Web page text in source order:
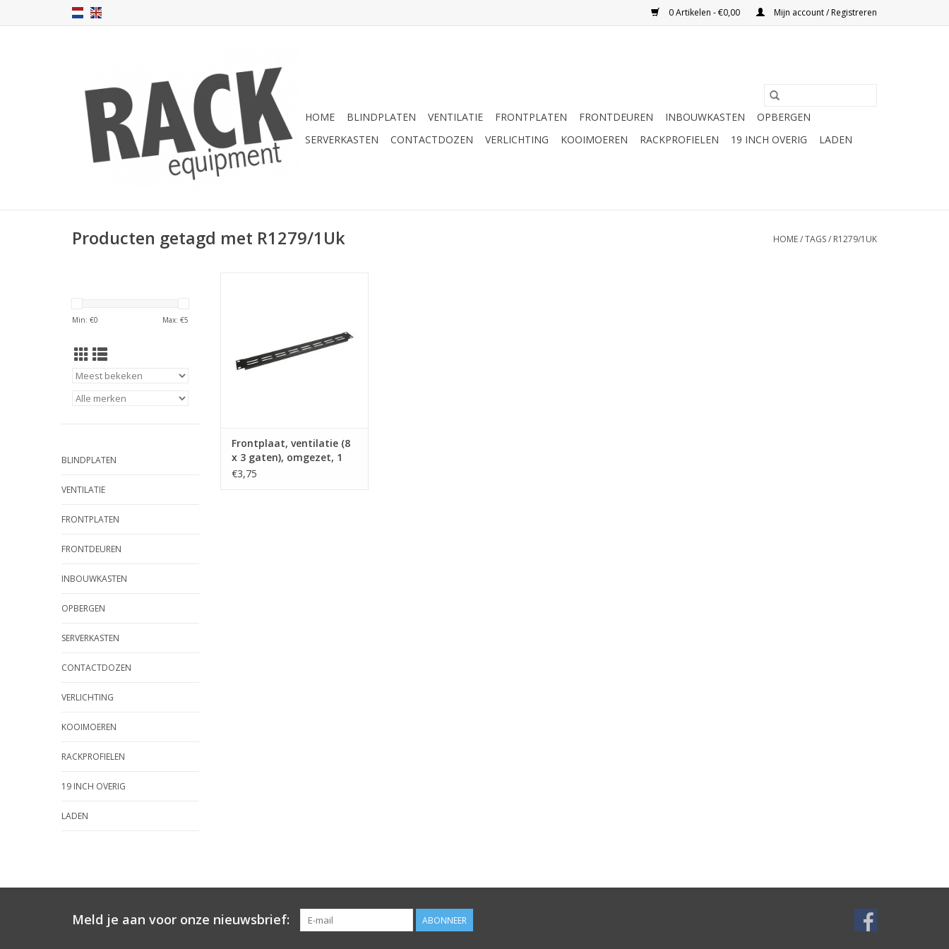
0 Artikelen - €0,00 Mijn account / Registreren
HOME BLINDPLATEN VENTILATIE FRONTPLATEN FRONTDEUREN INBOUWKASTEN
OPBERGEN
SERVERKASTEN
CONTACTDOZEN VERLICHTING KOOIMOEREN RACKPROFIELEN 19 INCH OVERIG LADEN
Producten getagd met R1279/1Uk HOME/TAGS/ R1279/1UK
Min: €0 Max: €5
BLINDPLATEN
VENTILATIE
FRONTPLATEN
FRONTDEUREN
INBOUWKASTEN
OPBERGEN
SERVERKASTEN
CONTACTDOZEN
VERLICHTING
KOOIMOEREN
RACKPROFIELEN
19 INCH OVERIG
LADEN
TOEVOEGEN AAN WINKELWAGEN
Frontplaat, ventilatie (8
x 3 gaten), omgezet, 1
HE
€3,75
Meld je aan voor onze nieuwsbrief: ABONNEER